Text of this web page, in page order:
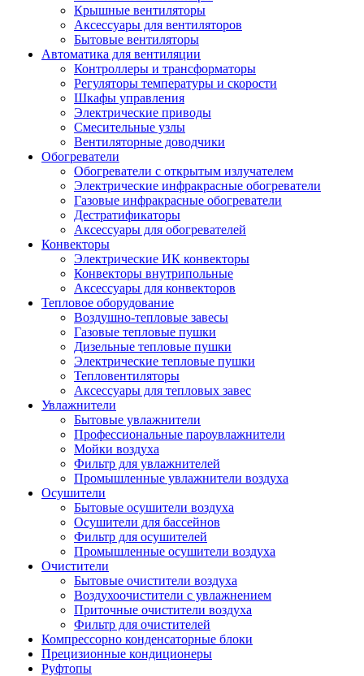
Крышные вентиляторы
Аксессуары для вентиляторов
Бытовые вентиляторы
Автоматика для вентиляции
Контроллеры и трансформаторы
Регуляторы температуры и скорости
Шкафы управления
Электрические приводы
Смесительные узлы
Вентиляторные доводчики
Обогреватели
Обогреватели с открытым излучателем
Электрические инфракрасные обогреватели
Газовые инфракрасные обогреватели
Дестратификаторы
Аксессуары для обогревателей
Конвекторы
Электрические ИК конвекторы
Конвекторы внутрипольные
Аксессуары для конвекторов
Тепловое оборудование
Воздушно-тепловые завесы
Газовые тепловые пушки
Дизельные тепловые пушки
Электрические тепловые пушки
Тепловентиляторы
Аксессуары для тепловых завес
Увлажнители
Бытовые увлажнители
Профессиональные пароувлажнители
Мойки воздуха
Фильтр для увлажнителей
Промышленные увлажнители воздуха
Осушители
Бытовые осушители воздуха
Осушители для бассейнов
Фильтр для осушителей
Промышленные осушители воздуха
Очистители
Бытовые очистители воздуха
Воздухоочистители с увлажнением
Приточные очистители воздуха
Фильтр для очистителей
Компрессорно конденсаторные блоки
Прецизионные кондиционеры
Руфтопы